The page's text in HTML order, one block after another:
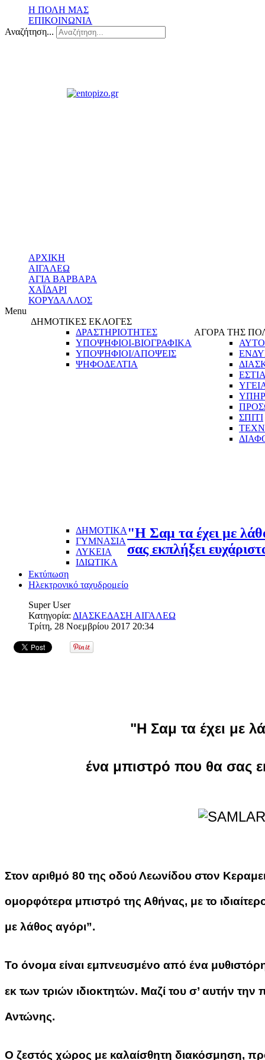
Η ΠΟΛΗ ΜΑΣ
ΕΠΙΚΟΙΝΩΝΙΑ
Αναζήτηση...
ΑΡΧΙΚΗ
ΑΙΓΑΛΕΩ
ΑΓΙΑ ΒΑΡΒΑΡΑ
ΧΑΪΔΑΡΙ
ΚΟΡΥΔΑΛΛΟΣ
Menu
ΔΗΜΟΤΙΚΕΣ ΕΚΛΟΓΕΣ
ΔΡΑΣΤΗΡΙΟΤΗΤΕΣ
ΥΠΟΨΗΦΙΟΙ-ΒΙΟΓΡΑΦΙΚΑ
ΥΠΟΨΗΦΙΟΙ/ΑΠΟΨΕΙΣ
ΨΗΦΟΔΕΛΤΙΑ
ΑΓΟΡΑ ΤΗΣ
ΣΠΙΤΙ
ΔΗΜΟΤΙΚΑ
ΓΥΜΝΑΣΙΑ
ΛΥΚΕΙΑ
ΙΔΙΩΤΙΚΑ
"Η Σαμ τα έχει με
σας εκπλήξει
Εκτύπωση
Ηλεκτρονικό ταχυδρομείο
Super User
Κατηγορία: ΔΙΑΣΚΕΔΑΣΗ ΑΙΓΑΛΕΩ
Τρίτη, 28 Νοεμβρίου 2017 20:34
"Η Σαμ τα έχει με
ένα μπιστρό που θα σας
Στον αριθμό 80 της οδού Λεωνίδου στον
ομορφότερα μπιστρό της Αθήνας, με το
με λάθος αγόρι”.
Το όνομα είναι εμπνευσμένο από ένα
εκ των τριών ιδιοκτητών. Μαζί του σ’ αυτήν
Αντώνης.
Ο ζεστός χώρος με καλαίσθητη διακόσμηση,